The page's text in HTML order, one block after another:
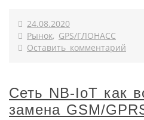
24.08.2020
Рынок, GPS/ГЛОНАСС
Оставить комментарий
Сеть NB-IoT как
замена GSM/